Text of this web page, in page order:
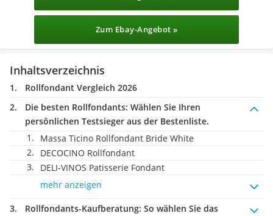
Zum Ebay-Angebot »
Inhaltsverzeichnis
Rollfondant Vergleich 2026
Die besten Rollfondants: Wählen Sie Ihren
persönlichen Testsieger aus der Bestenliste.
Massa Ticino Rollfondant Bride White
DECOCINO Rollfondant
DELI-VINOS Patisserie Fondant
mehr anzeigen
Rollfondants-Kaufberatung: So wählen Sie das